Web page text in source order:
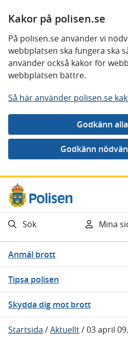
Kakor på polisen.se
På polisen.se använder vi
webbplatsen ska fungera ska
använder också kakor för
webbplatsen bättre.
Så här använder polisen.se
Gå direkt till innehåll
Sök Mina
Anmäl brott
Tipsa polisen
Skydda dig mot brott
Startsida /Aktuellt/03 april